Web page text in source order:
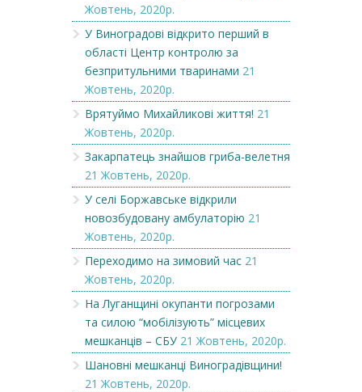
Жовтень, 2020р.
У Виноградові відкрито перший в
області Центр контролю за
безпритульними тваринами 21
Жовтень, 2020р.
Врятуймо Михайликові життя! 21
Жовтень, 2020р.
Закарпатець знайшов гриба-велетня
21 Жовтень, 2020р.
У селі Боржавське відкрили
новозбудовану амбулаторію 21
Жовтень, 2020р.
Переходимо на зимовий час 21
Жовтень, 2020р.
На Луганщині окупанти погрозами
та силою “мобілізують” місцевих
мешканців – СБУ 21 Жовтень, 2020р.
Шановні мешканці Виноградівщини!
21 Жовтень, 2020р.